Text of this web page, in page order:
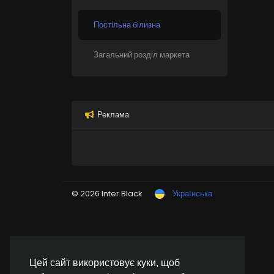
Цей сайт використовує куки, щоб
Постільна білизна
Загальний розділ маркета
Реклама
© 2026 Inter Black Українська